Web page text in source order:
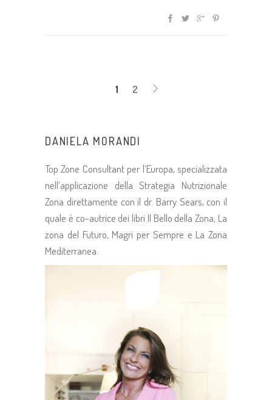
1 2
DANIELA MORANDI
Top Zone Consultant per l’Europa, specializzata
nell’applicazione della Strategia Nutrizionale
Zona direttamente con il dr. Barry Sears, con il
quale è co-autrice dei libri Il Bello della Zona, La
zona del Futuro, Magri per Sempre e La Zona
Mediterranea.